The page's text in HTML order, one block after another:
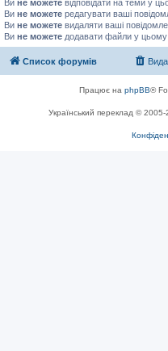
Ви не можете відповідати на теми у
Ви не можете редагувати ваші
Ви не можете видаляти ваші
Ви не можете додавати файли у
Список форумів
Працює на phpBB®
Український переклад © 2005-